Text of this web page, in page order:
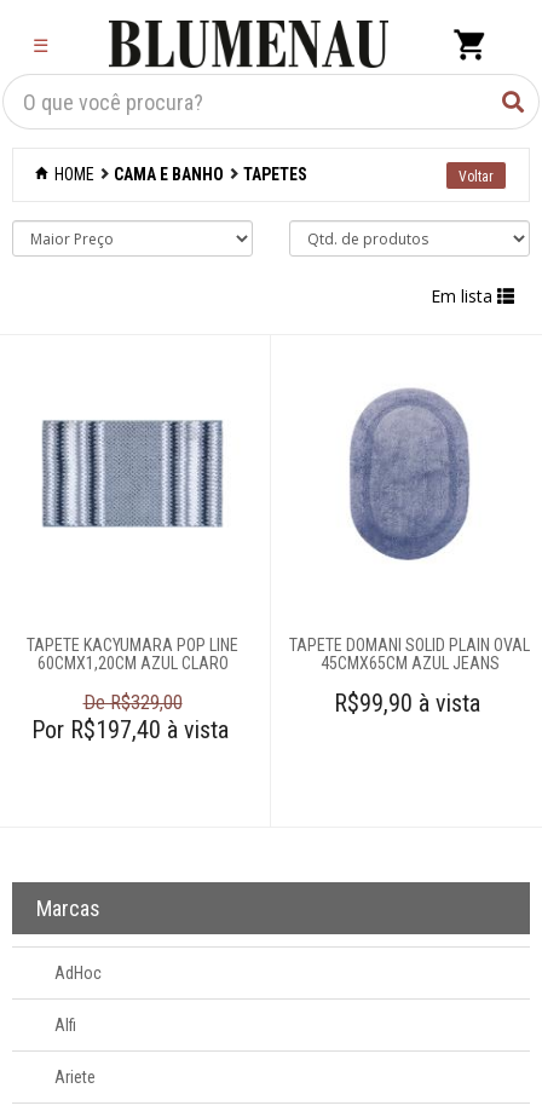
☰
Criar Lista×
Organização
Eletros
Acessórios para
banheiro
Aromatizantes
Colchas
Edredons
Lençóis
Moda feminina
HOME CAMA E BANHO TAPETES
Em lista
TAPETE KACYUMARA POP LINE
60CMX1,20CM AZUL CLARO
De R$329,00
Por R$197,40 à vista
TAPETE DOMANI SOLID PLAIN OVAL
45CMX65CM AZUL JEANS
R$99,90 à vista
Marcas
AdHoc
Alfi
Ariete